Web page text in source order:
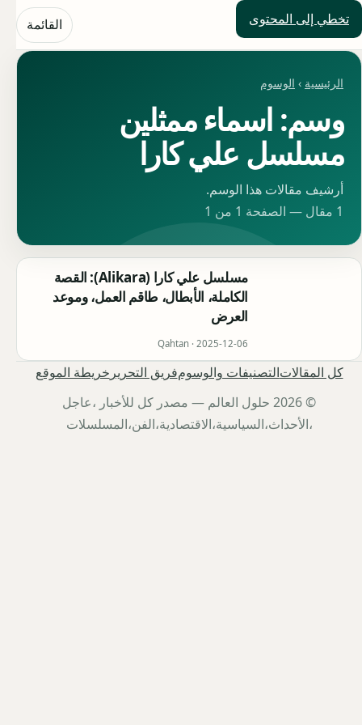
تخطي إلى المحتوى
حلول العالم القائمة
الرئيسية › الوسوم
وسم: اسماء ممثلين
مسلسل علي كارا
أرشيف مقالات هذا الوسم.
1 مقال — الصفحة 1 من 1
مسلسل علي كارا (Alikara): القصة
الكاملة، الأبطال، طاقم العمل، وموعد
العرض
Qahtan · 2025-12-06
كل المقالاتالتصنيفات والوسومفريق التحرير خريطة الموقع
© 2026 حلول العالم — مصدر كل للأخبار ،عاجل
،الأحداث،السياسية،الاقتصادية،الفن،المسلسلات